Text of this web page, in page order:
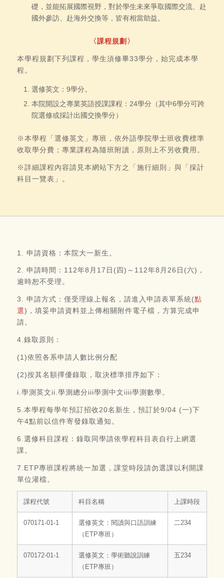
礎，並能拓展國際視野，對於學生未來爭取國際交流、赴
國外參訪、赴海外交換等，皆有相當助益。
〈課程規劃〉
本學程規劃下列課程，學生須修畢33學分，始完成本學
程。
選修英文：9學分。
本院開設之專業英語授課課程：24學分（其中6學分可跨
院選修或採計出國交換學分）
※本學程「選修英文」專班，依外語學院學士班收費標準
收取學分費；專業課程為隨班附讀，原則上不另收費用。
※詳細課程內容請見本網站下方之「施行細則」與「採計
科目一覽表」。
1. 申請資格：本院大一新生。
2. 申請時間：112年8月17日(四)～112年8月26日(六)，
逾時恕不受理。
3. 申請方式：僅受理線上報名，請進入申請表單系統(點
選)，填妥申請資料並上傳相關附件電子檔，方算完成申
請。
4.錄取原則：
(1)依照各系申請人數比例分配
(2)按其名額擇優錄取，取決標準排序如下：
i.學測英文ii.學測總分iii學測中文iiii學測數學。
5.本學程每學年預訂招收20名新生，預訂於9/04 (一)下
午4點前以信件寄發錄取通知。
6.選修科目課程：錄取同學請依學程科目表自行上網選
課。
7.ETP專班課程將統一加選，課堂時段請勿選課以利開課
單位灌檔。
課程代號 科目名稱 上課時段
070171-01-1
選修英文：閱讀與口語訓練
（ETP專班）
二234
070172-01-1
選修英文：學術聽說訓練
（ETP專班）
五234